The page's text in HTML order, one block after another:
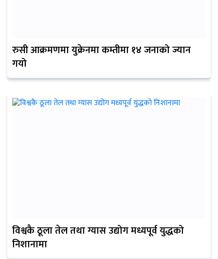
रुसी आक्रमणमा युक्रेनमा कम्तीमा १४ जनाको ज्यान
गयो
विश्वकै ठूला तेल तथा ग्यास उद्योग मध्यपूर्व युद्धको
निशानामा